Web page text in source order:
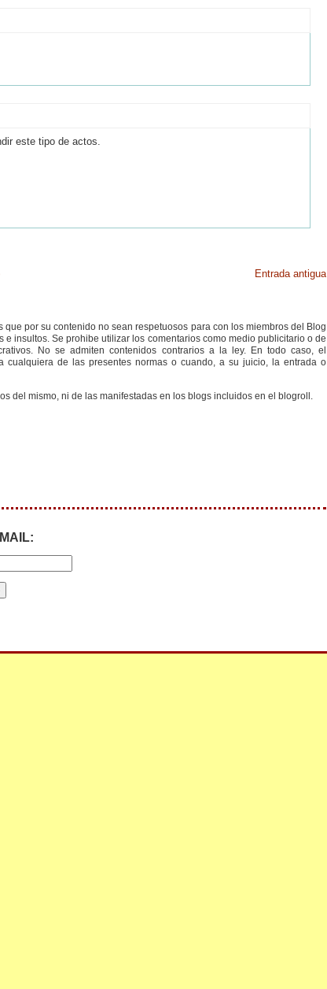
este tipo de actos.
Entrada antigua
por su contenido no sean respetuosos para con los miembros del Blog
insultos. Se prohibe utilizar los comentarios como medio publicitario o de
No se admiten contenidos contrarios a la ley. En todo caso, el
de las presentes normas o cuando, a su juicio, la entrada o
del mismo, ni de las manifestadas en los blogs incluidos en el blogroll.